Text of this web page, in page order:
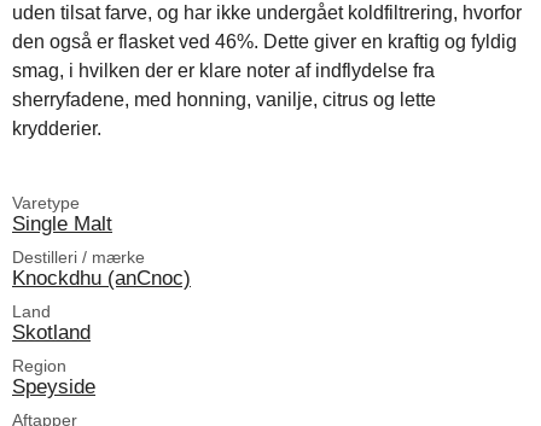
uden tilsat farve, og har ikke undergået koldfiltrering, hvorfor
den også er flasket ved 46%. Dette giver en kraftig og fyldig
smag, i hvilken der er klare noter af indflydelse fra
sherryfadene, med honning, vanilje, citrus og lette
krydderier.
Varetype
Single Malt
Destilleri / mærke
Knockdhu (anCnoc)
Land
Skotland
Region
Speyside
Aftapper